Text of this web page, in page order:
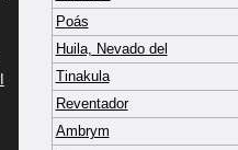
Poás
Huila, Nevado del
Tinakula
Reventador
Ambrym